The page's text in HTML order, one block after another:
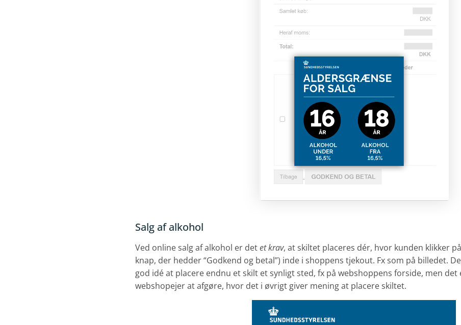
Salg af alkohol
Ved online salg af alkohol er detet krav, at skiltet placeres dér, hvor kunden klikker
knap, der hedder “Godkend og betal”) inde i shoppens tjekout. Fx som på billedet.
god idé at placere endnu et skilt et synligt sted, fx på webshoppens forside, men
webshopejer at afgøre, hvor det i øvrigt giver mening at placere skiltet.